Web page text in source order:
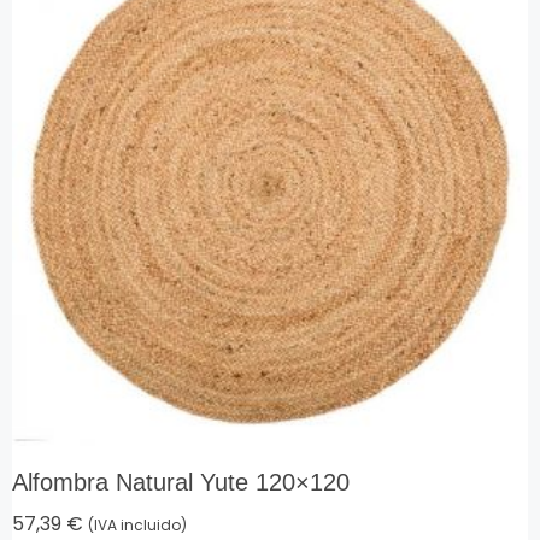
Alfombra Natural Yute 120×120
57,39 € (IVA incluido)